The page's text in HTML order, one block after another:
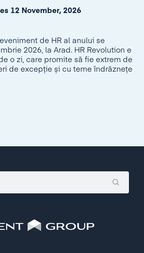
12 November, 2026
de HR al anului se
2026, la Arad. HR Revolution e
o zi, care promite să fie extrem de
de excepție și cu teme îndrăznețe